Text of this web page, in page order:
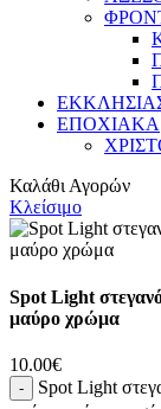
ΕΠΟΧΙΑΚΑ
Καλάθι Αγορών
Κλείσιμο
Spot Light
μαύρο χρώμα
10.00€
Spot Light